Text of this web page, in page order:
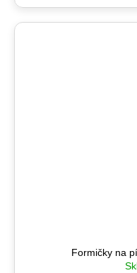
Formičky na